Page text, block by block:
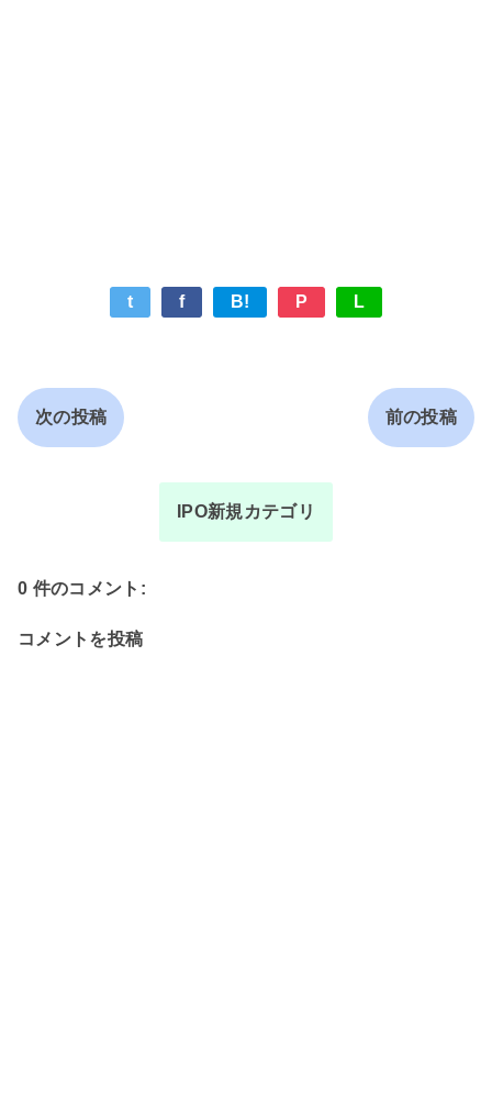
t f B! P L
次の投稿 前の投稿
IPO新規カテゴリ
0 件のコメント:
コメントを投稿